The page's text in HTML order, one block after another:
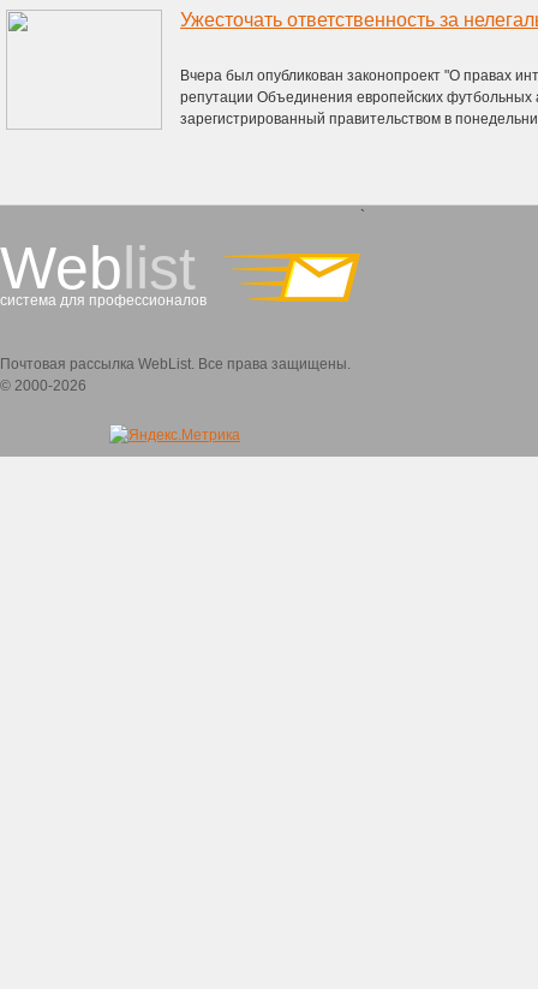
Вчера был опубликован законопроект "О правах
репутации Объединения европейских футбольных
зарегистрированный правительством в
Weblist
система для профессионалов
`
Почтовая рассылка WebList. Все права защищены.
© 2000-2026